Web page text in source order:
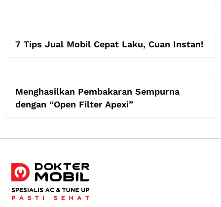
7 Tips Jual Mobil Cepat Laku, Cuan Instan!
Menghasilkan Pembakaran Sempurna
dengan “Open Filter Apexi”